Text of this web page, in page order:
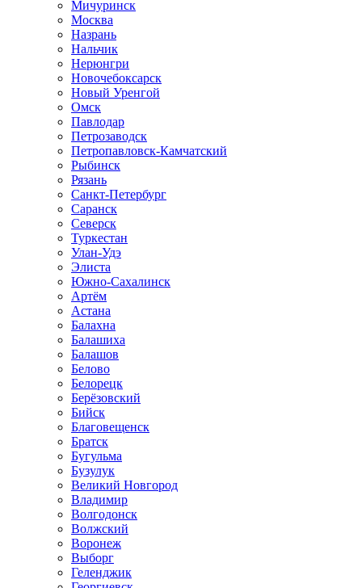
Мичуринск
Москва
Назрань
Нальчик
Нерюнгри
Новочебоксарск
Новый Уренгой
Омск
Павлодар
Петрозаводск
Петропавловск-Камчатский
Рыбинск
Рязань
Санкт-Петербург
Саранск
Северск
Туркестан
Улан-Удэ
Элиста
Южно-Сахалинск
Артём
Астана
Балахна
Балашиха
Балашов
Белово
Белорецк
Берёзовский
Бийск
Благовещенск
Братск
Бугульма
Бузулук
Великий Новгород
Владимир
Волгодонск
Волжский
Воронеж
Выборг
Геленджик